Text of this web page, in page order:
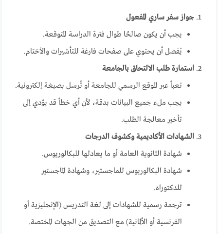
جواز سفر ساري المفعول
يجب أن يكون صالحًا طوال فترة الدراسة المتوقعة.
يُفضل أن يحتوي على صفحات فارغة للتأشيرات والأختام.
استمارة طلب الالتحاق بالجامعة
تعبأ عبر الموقع الرسمي للجامعة أو تُرسل بصيغة إلكترونية.
يجب ملء جميع البيانات بدقة، لأن أي خطأ قد يؤدي إلى
تأخير معالجة الطلب.
الشهادات الأكاديمية وكشوف الدرجات
شهادة الثانوية العامة أو ما يعادلها للبكالوريوس.
شهادة البكالوريوس للماجستير، وشهادة الماجستير
للدكتوراه.
ترجمة رسمية للشهادات إلى لغة التدريس (الإنجليزية أو
الفرنسية أو الألمانية) مع التصديق من الجهات المختصة.